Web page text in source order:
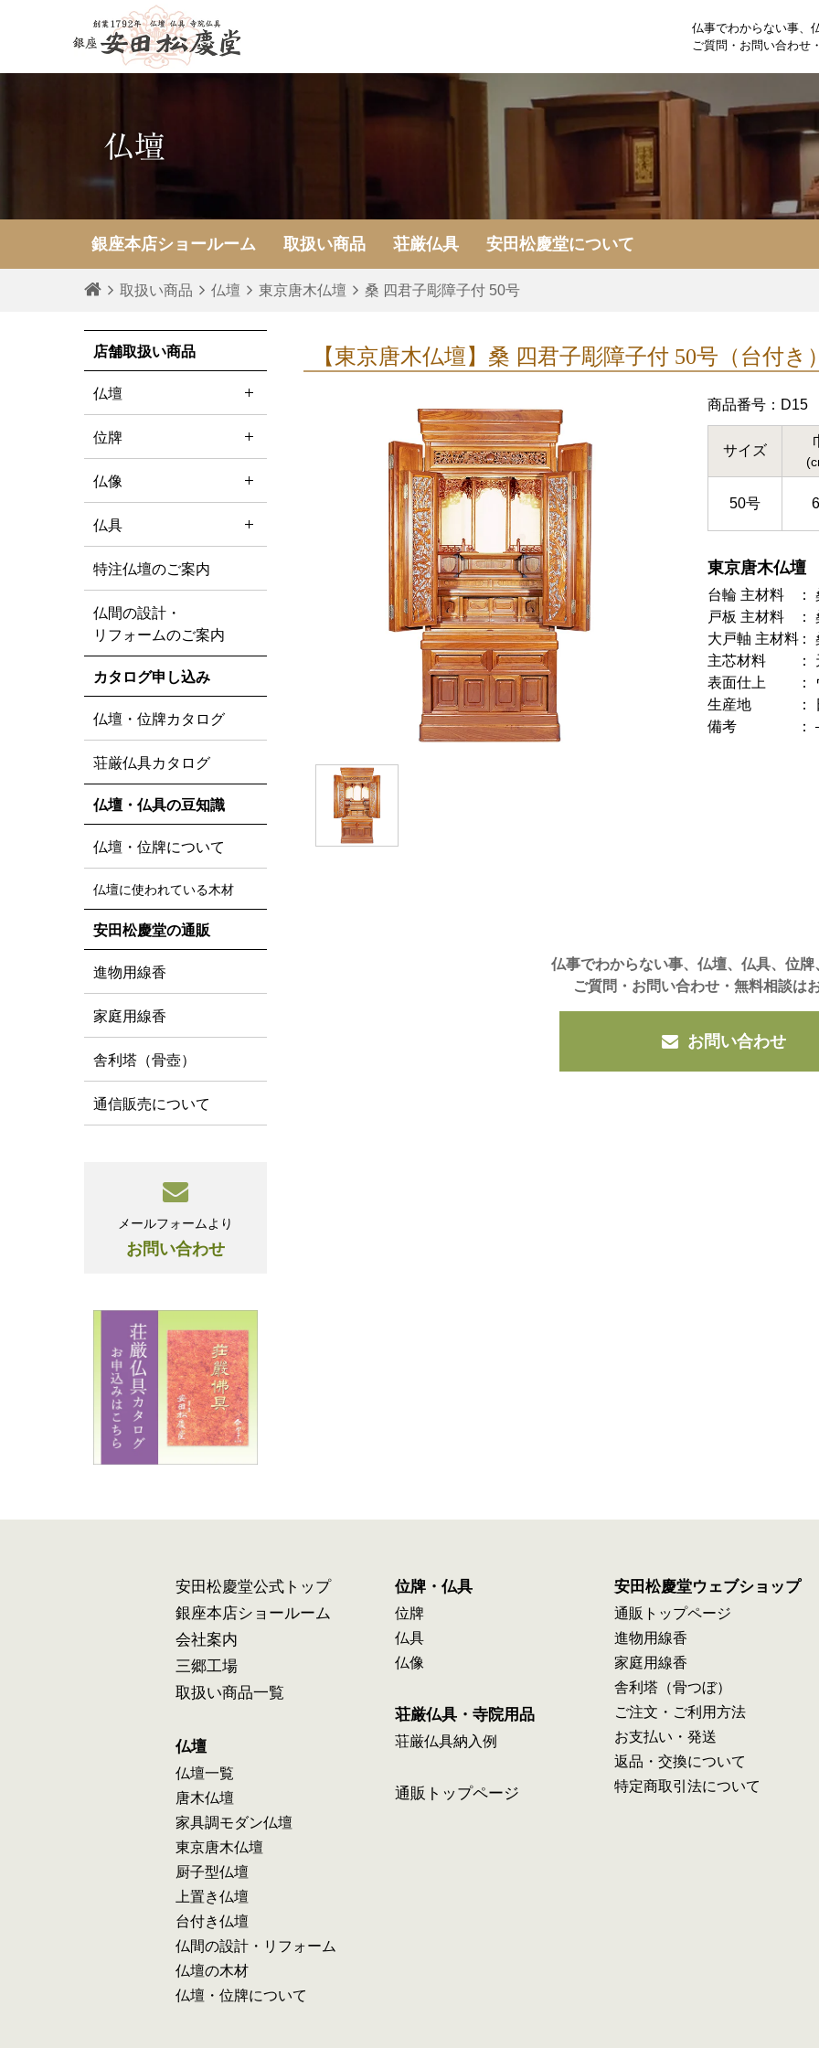
仏事でわからない事、
ご質問・お問い合わせ
仏壇
銀座本店ショールーム 取扱い商品 荘厳仏具 安田松慶堂について
取扱い商品 仏壇 東京唐木仏壇 桑 四君子彫障子付 50号
【東京唐木仏壇】 桑 四君子彫障子付 50号（台付き）
商品番号：D15
サイズ
50号
東京唐木仏壇
台輪 主材料
戸板 主材料
大戸軸 主材料
主芯材料
表面仕上
生産地
備考
仏事でわからない事、仏壇、仏具、位牌
ご質問・お問い合わせ・無料相談は
お問い合わせ
店舗取扱い商品
仏壇
位牌
仏像
仏具
特注仏壇のご案内
仏間の設計・
リフォームのご案内
カタログ申し込み
仏壇・位牌カタログ
荘厳仏具カタログ
仏壇・仏具の豆知識
仏壇・位牌について
仏壇に使われている木材
安田松慶堂の通販
進物用線香
家庭用線香
舎利塔（骨壺）
通信販売について
メールフォームより
お問い合わせ
安田松慶堂公式トップ
銀座本店ショールーム
会社案内
三郷工場
取扱い商品一覧
仏壇
仏壇一覧
唐木仏壇
家具調モダン仏壇
東京唐木仏壇
厨子型仏壇
上置き仏壇
台付き仏壇
仏間の設計・リフォーム
仏壇の木材
仏壇・位牌について
位牌・仏具
位牌
仏具
仏像
荘厳仏具・寺院用品
荘厳仏具納入例
通販トップページ
安田松慶堂ウェブショップ
通販トップページ
進物用線香
家庭用線香
舎利塔（骨つぼ）
ご注文・ご利用方法
お支払い・発送
返品・交換について
特定商取引法について